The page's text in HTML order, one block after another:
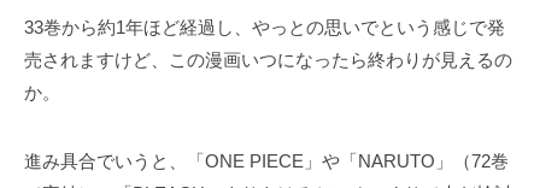
33巻から約1年ほど経過し、やっとの思いでという感じで発
売されますけど、この漫画いつになったら終わりが見えるの
か。
進み具合でいうと、「ONE PIECE」や「NARUTO」（72巻